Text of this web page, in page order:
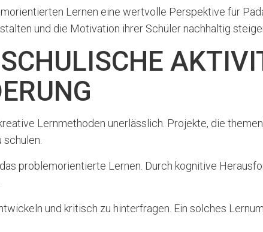
Lernen eine wertvolle Perspektive für
und die Motivation ihrer Schüler nachhaltig
Lernmethoden unerlässlich. Projekte, die
problemorientierte Lernen. Durch kognitive
und kritisch zu hinterfragen. Ein solches